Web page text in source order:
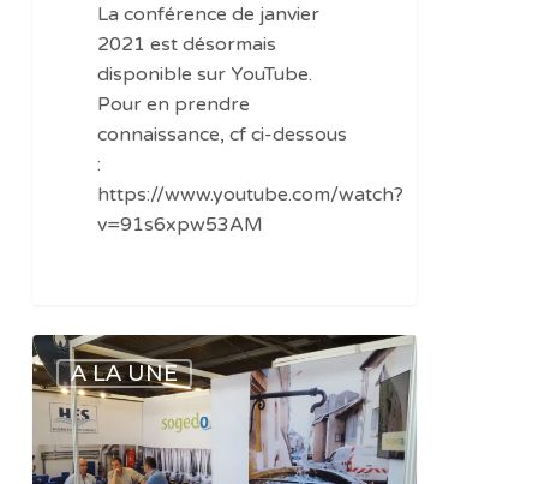
La conférence de janvier
2021 est désormais
disponible sur YouTube.
Pour en prendre
connaissance, cf ci-dessous
:
https://www.youtube.com/watch?
v=91s6xpw53AM
Cycl’Eau
Toulouse
modification
de
A LA UNE